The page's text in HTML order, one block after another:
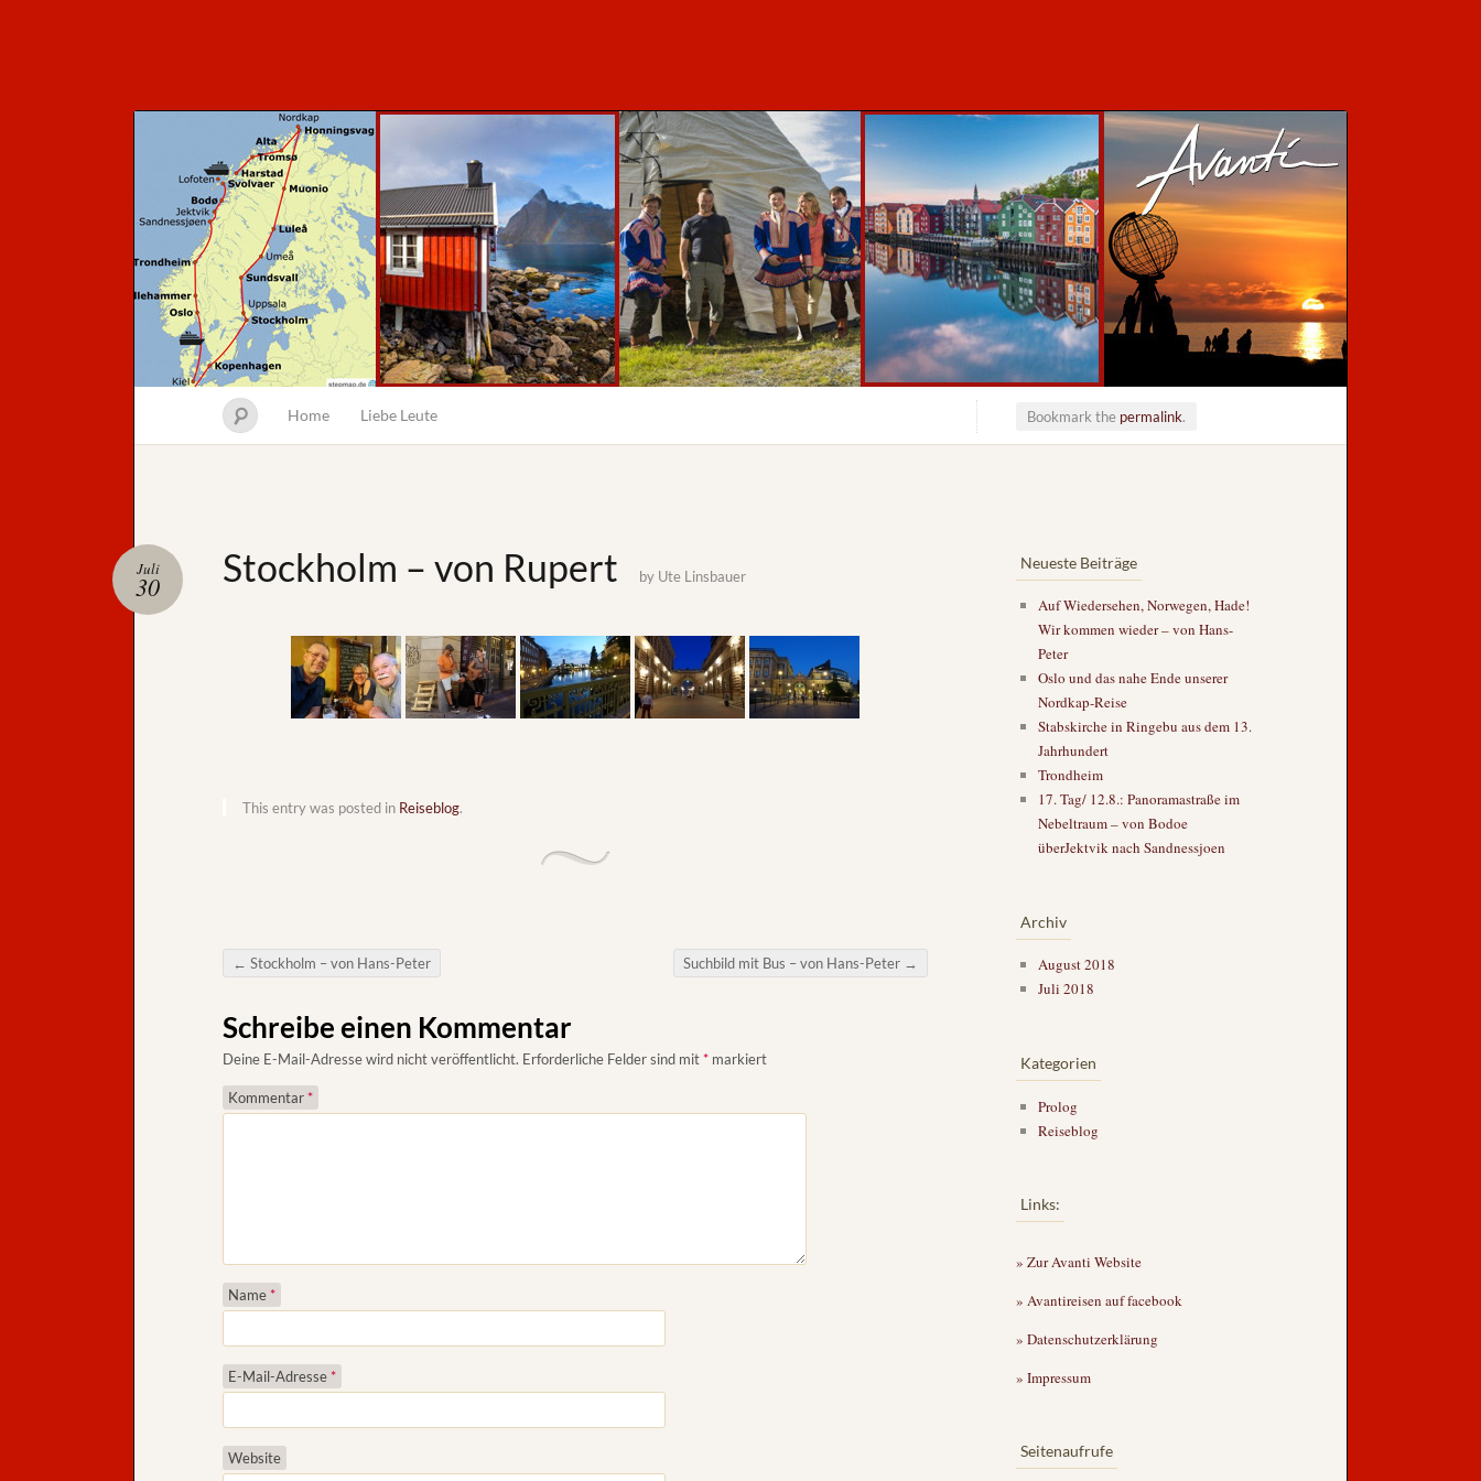
Home Liebe Leute Bookmark the permalink.
Stockholm – von Rupert
Juli
30 by Ute Linsbauer
This entry was posted in Reiseblog.
Post navigation
← Stockholm – von Hans-Peter Suchbild mit Bus – von Hans-Peter →
Schreibe einen Kommentar
Deine E-Mail-Adresse wird nicht veröffentlicht. Erforderliche Felder sind mit* markiert
Kommentar*
Name*
E-Mail-Adresse*
Website
Neueste Beiträge
Auf Wiedersehen, Norwegen, Hade!
Wir kommen wieder – von Hans-
Peter
Oslo und das nahe Ende unserer
Nordkap-Reise
Stabskirche in Ringebu aus dem 13.
Jahrhundert
Trondheim
17. Tag/ 12.8.: Panoramastraße im
Nebeltraum – von Bodoe
überJektvik nach Sandnessjoen
Archiv
August 2018
Juli 2018
Kategorien
Prolog
Reiseblog
Links:
» Zur Avanti Website
» Avantireisen auf facebook
» Datenschutzerklärung
» Impressum
Seitenaufrufe